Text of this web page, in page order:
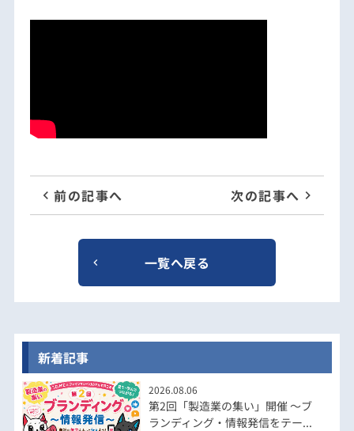
前の記事へ 次の記事へ
一覧へ戻る
新着記事
2026.08.06
第2回「製造業の集い」開催 ～ブ
ランディング・情報発信をテー...